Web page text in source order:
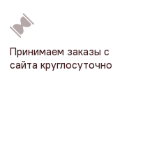
Принимаем заказы с
сайта круглосуточно